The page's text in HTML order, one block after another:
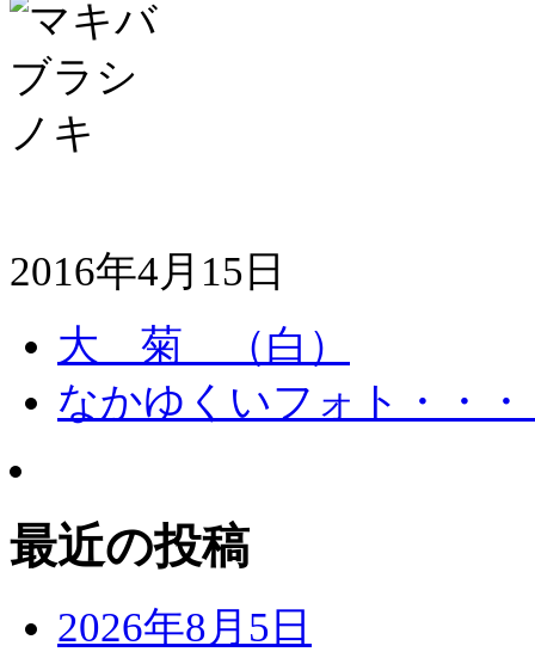
2016年4月15日
大 菊 （白）
なかゆくいフォト・・
最近の投稿
2026年8月5日